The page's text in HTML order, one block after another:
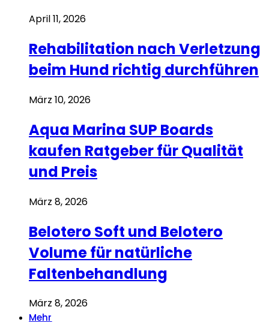
April 11, 2026
Rehabilitation nach Verletzung
beim Hund richtig durchführen
März 10, 2026
Aqua Marina SUP Boards
kaufen Ratgeber für Qualität
und Preis
März 8, 2026
Belotero Soft und Belotero
Volume für natürliche
Faltenbehandlung
März 8, 2026
Mehr